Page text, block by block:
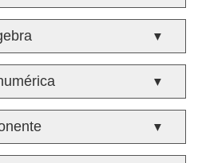
▼
▼
▼